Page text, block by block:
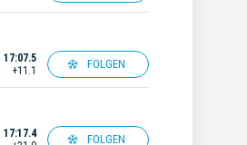
17:07.5
+11.1
FOLGEN
17:17.4
FOLGEN